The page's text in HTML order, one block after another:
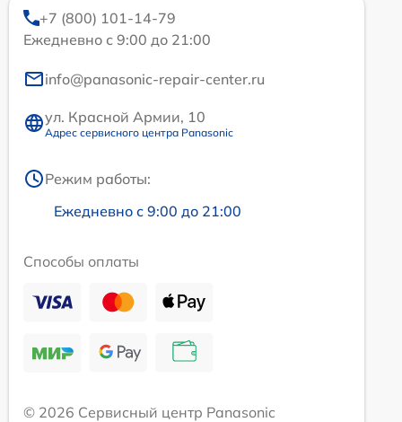
+7 (800) 101-14-79
Ежедневно с 9:00 до 21:00
info@panasonic-repair-center.ru
ул. Красной Армии, 10
Адрес сервисного центра Panasonic
Режим работы:
Ежедневно с 9:00 до 21:00
Способы оплаты
© 2026 Сервисный центр Panasonic